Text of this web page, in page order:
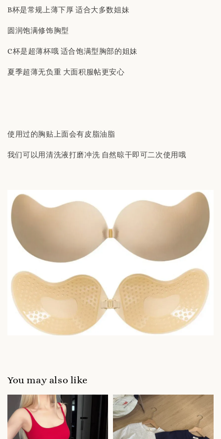
B杯是常规上薄下厚 适合大多数姐妹
圆润饱满修饰胸型
C杯是超薄杯哦 适合饱满型胸部的姐妹
夏季超薄无负重 大面积服帖更安心
使用过的胸贴上面会有皮脂油脂
我们可以用清洗液打磨冲洗 自然晾干即可二次使用哦
You may also like